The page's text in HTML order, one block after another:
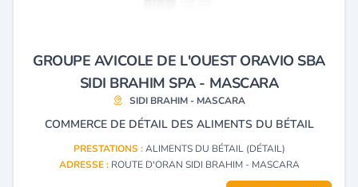
GROUPE AVICOLE DE L'OUEST ORAVIO SBA
SIDI BRAHIM SPA - MASCARA
SIDI BRAHIM - MASCARA
COMMERCE DE DÉTAIL DES ALIMENTS DU BÉTAIL
PRESTATIONS :ALIMENTS DU BÉTAIL (DÉTAIL)
ADRESSE : ROUTE D'ORAN SIDI BRAHIM - MASCARA